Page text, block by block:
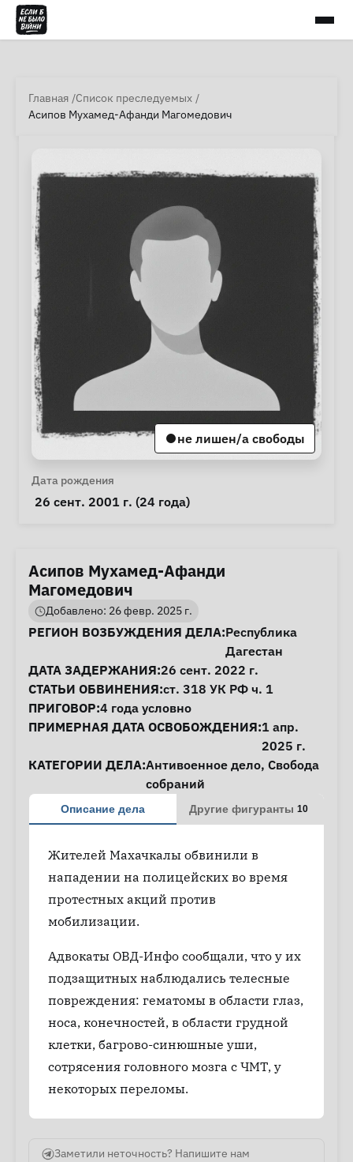
Главная Список преследуемых
Асипов Мухамед-Афанди Магомедович
не лишен/а свободы
Личная информация
Дата рождения
26 сент. 2001 г. (24 года)
Асипов Мухамед-Афанди
Магомедович
Добавлено: 26 февр. 2025 г.
Информация о деле
РЕГИОН ВОЗБУЖДЕНИЯ ДЕЛА:Республика
Дагестан
ДАТА ЗАДЕРЖАНИЯ:26 сент. 2022 г.
СТАТЬИ ОБВИНЕНИЯ:ст. 318 УК РФ ч. 1
ПРИГОВОР:4 года условно
ПРИМЕРНАЯ ДАТА ОСВОБОЖДЕНИЯ:1 апр.
2025 г.
КАТЕГОРИИ ДЕЛА:Антивоенное дело, Свобода
собраний
Описание дела Другие фигуранты 10
Жителей Махачкалы обвинили в
нападении на полицейских во время
протестных акций против
мобилизации.
Адвокаты ОВД-Инфо сообщали, что у их
подзащитных наблюдались телесные
повреждения: гематомы в области глаз,
носа, конечностей, в области грудной
клетки, багрово-синюшные уши,
сотрясения головного мозга с ЧМТ, у
некоторых переломы.
Заметили неточность? Напишите нам